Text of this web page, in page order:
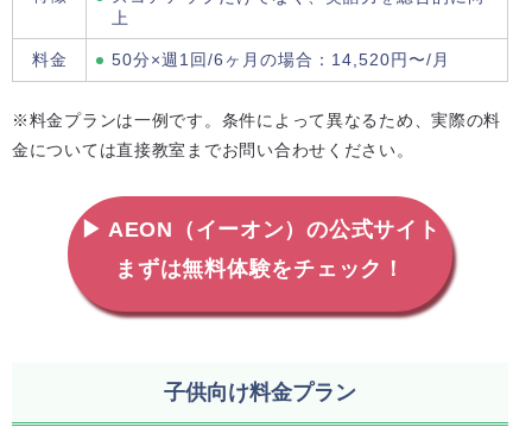
上
料金 50分×週1回/6ヶ月の場合：14,520円〜/月
※料金プランは一例です。条件によって異なるため、実際の料
金については直接教室までお問い合わせください。
▶ AEON（イーオン）の公式サイト
まずは無料体験をチェック！
子供向け料金プラン